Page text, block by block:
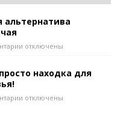
альтернатива
отключены
находка для
отключены